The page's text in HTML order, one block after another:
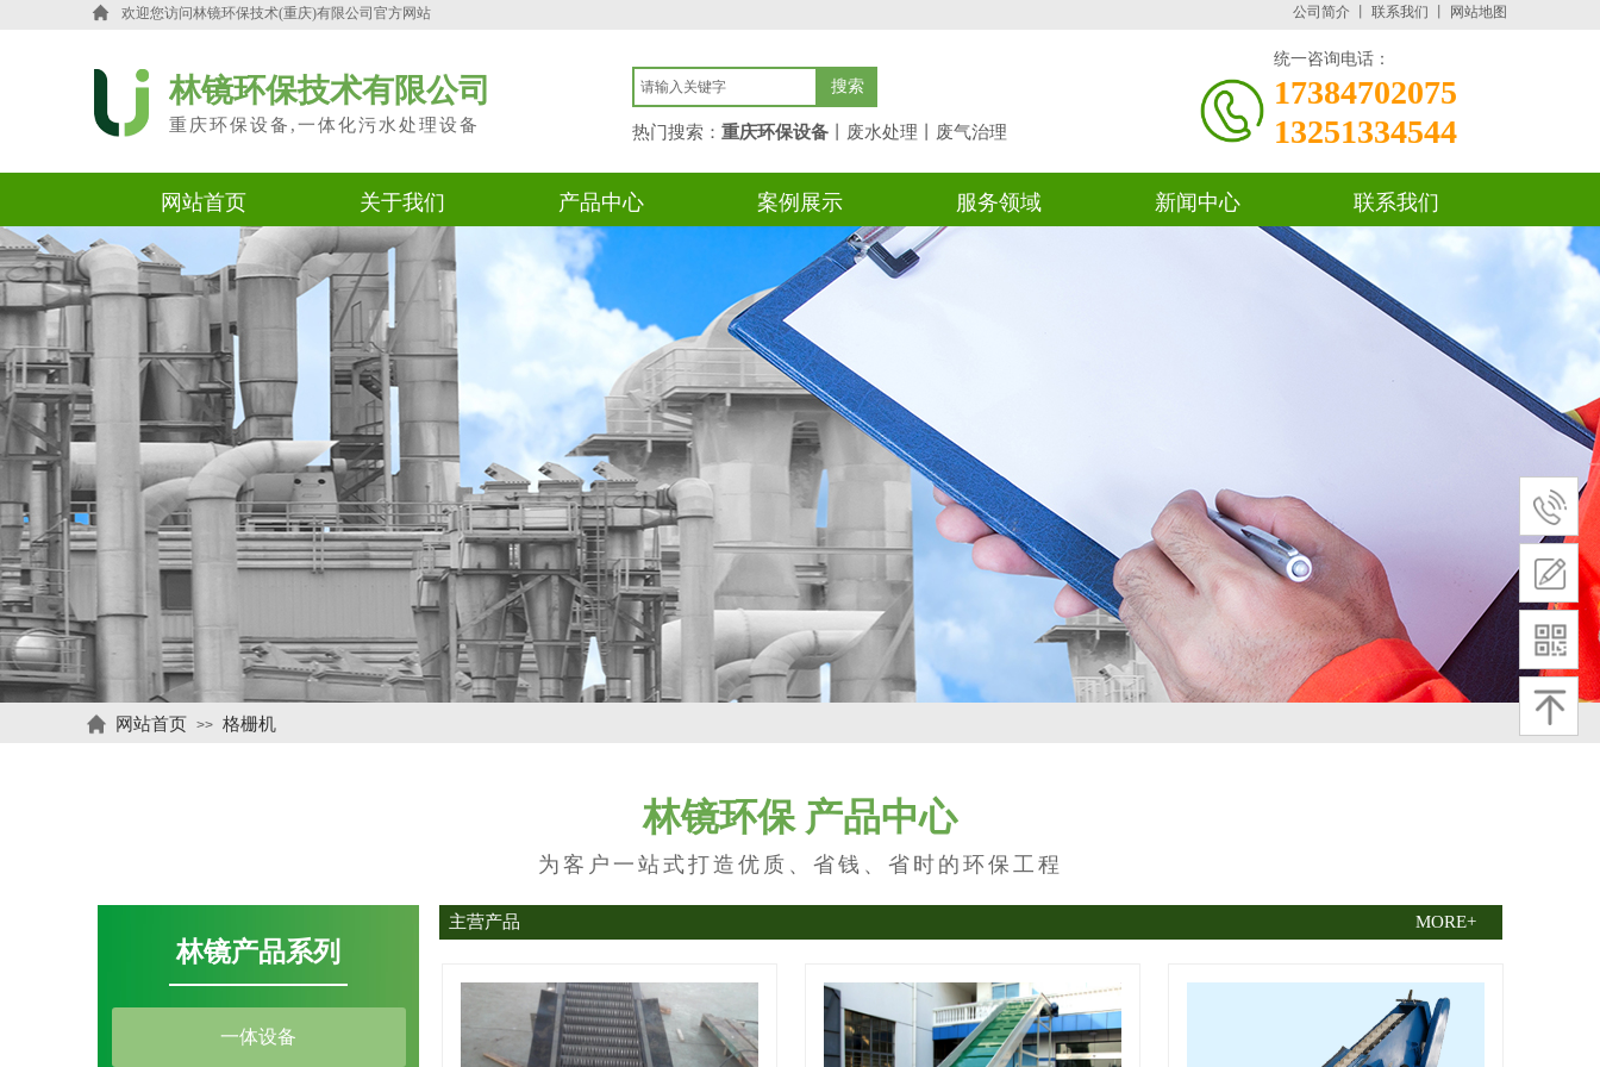
欢迎您访问林镜环保技术(重庆)有限公司官方网站 公司简介 联系我们 网站地图
林镜环保技术有限公司
重庆环保设备,一体化污水处理设备
搜索
热门搜索： 重庆环保设备 丨废水处理丨废气治理
统一咨询电话：
17384702075
13251334544
网站首页 关于我们 产品中心 案例展示 服务领域 新闻中心 联系我们
网站首页 >> 格栅机
林镜环保 产品中心
为客户一站式打造优质、省钱、省时的环保工程
林镜产品系列
一体设备
MORE+
主营产品